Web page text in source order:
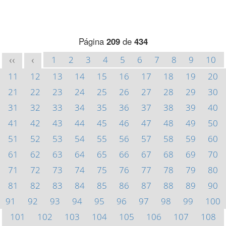
Página 209de 434
<< < 1 2 3 4 5 6 7 8 9
10
11
12 13 14 15 16 17 18 19
20
21
22 23 24 25 26 27 28 29
30
31
32 33 34 35 36 37 38 39
40
41
42 43 44 45 46 47 48 49
50
51
52 53 54 55 56 57 58 59
60
61
62 63 64 65 66 67 68 69
70
71
72 73 74 75 76 77 78 79
80
81
82 83 84 85 86 87 88 89
90
91
92 93 94 95 96 97 98 99
100
101
102 103 104 105 106 107
108